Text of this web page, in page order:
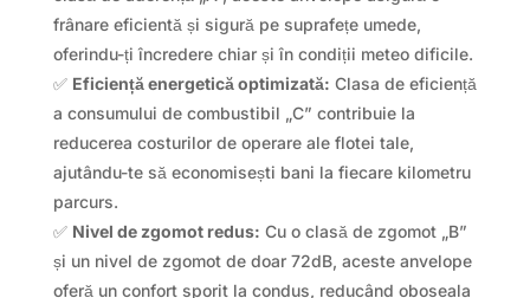
frânare eficientă și sigură pe suprafețe umede,
oferindu-ți încredere chiar și în condiții meteo dificile.
✅ Eficiență energetică optimizată: Clasa de eficiență
a consumului de combustibil „C” contribuie la
reducerea costurilor de operare ale flotei tale,
ajutându-te să economisești bani la fiecare kilometru
parcurs.
✅ Nivel de zgomot redus: Cu o clasă de zgomot „B”
și un nivel de zgomot de doar 72dB, aceste anvelope
oferă un confort sporit la condus, reducând oboseala